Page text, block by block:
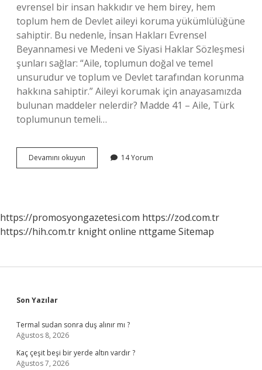
evrensel bir insan hakkıdır ve hem birey, hem
toplum hem de Devlet aileyi koruma yükümlülüğüne
sahiptir. Bu nedenle, İnsan Hakları Evrensel
Beyannamesi ve Medeni ve Siyasi Haklar Sözleşmesi
şunları sağlar: “Aile, toplumun doğal ve temel
unsurudur ve toplum ve Devlet tarafından korunma
hakkına sahiptir.” Aileyi korumak için anayasamızda
bulunan maddeler nelerdir? Madde 41 – Aile, Türk
toplumunun temeli…
Devamını okuyun
Korunması
Bir
Gereğidir
14 Yorum
https://promosyongazetesi.com https://zod.com.tr
https://hih.com.tr knight online nttgame Sitemap
Sidebar
Son Yazılar
Termal sudan sonra duş alınır mı ?
Ağustos 8, 2026
Kaç çeşit beşi bir yerde altın vardır ?
Ağustos 7, 2026